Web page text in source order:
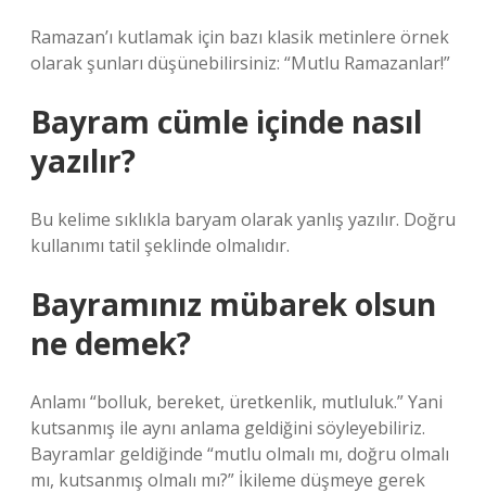
Ramazan’ı kutlamak için bazı klasik metinlere örnek
olarak şunları düşünebilirsiniz: “Mutlu Ramazanlar!”
Bayram cümle içinde nasıl
yazılır?
Bu kelime sıklıkla baryam olarak yanlış yazılır. Doğru
kullanımı tatil şeklinde olmalıdır.
Bayramınız mübarek olsun
ne demek?
Anlamı “bolluk, bereket, üretkenlik, mutluluk.” Yani
kutsanmış ile aynı anlama geldiğini söyleyebiliriz.
Bayramlar geldiğinde “mutlu olmalı mı, doğru olmalı
mı, kutsanmış olmalı mı?” İkileme düşmeye gerek